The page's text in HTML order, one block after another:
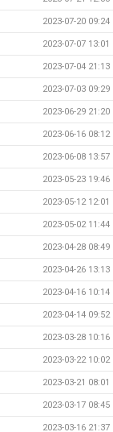
2023-07-20 09:24
2023-07-07 13:01
2023-07-04 21:13
2023-07-03 09:29
2023-06-29 21:20
2023-06-16 08:12
2023-06-08 13:57
2023-05-23 19:46
2023-05-12 12:01
2023-05-02 11:44
2023-04-28 08:49
2023-04-26 13:13
2023-04-16 10:14
2023-04-14 09:52
2023-03-28 10:16
2023-03-22 10:02
2023-03-21 08:01
2023-03-17 08:45
2023-03-16 21:37